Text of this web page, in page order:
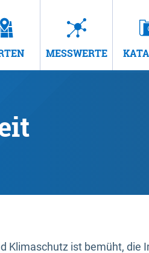
MESSWERTE
Klimaschutz ist bemüht, die